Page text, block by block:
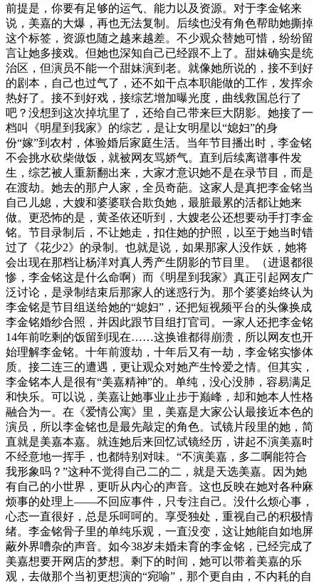
前提是，你要有足够的运气、能力以及资源。对于李金铭来
说，美嘉的大爆，再也无法复制。后续也没有角色帮助她撕掉
这个标签，资源也随之越来越差。不少观众替她可惜，纷纷留
言让她多接戏。但她也深知自己已经跟不上了。甜妹确实是统
治区，但演员不能一个甜妹演到老。就像她所说的，接不到好
的剧本，自己也过气了，还不如干点本职能做的工作，发挥余
热好了。接不到好戏，接综艺增加曝光度，曲线救国总行了
吧？没想到这次掉坑里了，还给自己带来巨大阴影。她接了一
档叫《明星到我家》的综艺，是让女明星以“媳妇”的身
份“嫁”到农村，体验婚后家庭生活。当年节目播出时，李金铭
不会挑水砍柴做饭，就被网友骂娇气。直到后续离谱事件发
生，综艺被人重新翻出来，大家才意识她不是在录节目，而是
在渡劫。她去的那户人家，全员奇葩。这家人是真把李金铭当
自己儿媳，大嫂和婆婆联合欺负她，最脏最累的活都让她来
做。更恐怖的是，黄圣依还听到，大嫂老公还想要动手打李金
铭。节目录制后，不让她走，扣住她的护照，以至于她当时错
过了《花少2》的录制。也就是说，如果那家人没作妖，她将
会出现在那档让杨洋对真人秀产生阴影的节目里。（进退都很
惨，李金铭这是什么命啊）而《明星到我家》真正引起网友广
泛讨论，是录制结束后那家人的迷惑行为。那个婆婆始终认为
李金铭是节目组送给她的“媳妇”，还把短视频平台的头像换成
李金铭婚纱合照，并因此跟节目组打官司。一家人还把李金铭
14年前吃剩的饭留到现在……这换谁都得崩溃，所以网友也开
始理解李金铭。十年前渡劫，十年后又有一劫，李金铭实惨体
质。接二连三的遭遇，更让观众对她产生怜爱之情。但其实，
李金铭本人是很有“美嘉精神”的。单纯，没心没肺，容易满足
和快乐。可以说，美嘉让她事业止步于巅峰，却和她本人性格
融合为一。在《爱情公寓》里，美嘉是大家公认最接近本色的
演员，所以李金铭也是最先敲定的角色。试镜片段里的她，简
直就是美嘉本嘉。就连她后来回忆试镜经历，讲起不演美嘉时
不经意地一挥手，也都特别对味。“不演美嘉，多二啊能符合
我形象吗？”这种不觉得自己二的二，就是天选美嘉。因为她
有自己的小世界，更听从内心的声音。这也反映在她对各种麻
烦事的处理上——不回应事件，只专注自己。没什么烦心事，
心态一直很好，总是乐呵呵的。享受独处，重视自己的积极情
绪。李金铭骨子里的单纯乐观，一直没变，这让她能自如地屏
蔽外界嘈杂的声音。如今38岁未婚未育的李金铭，已经完成了
美嘉想要开网店的梦想。剩下的时间，她可以带着美嘉的乐
观，去做那个当初更想演的“宛喻”，那个更自由，不内耗的自